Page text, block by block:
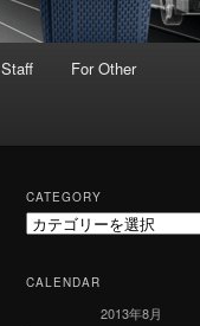
Staff For Other
CATEGORY
C
e
CALENDAR
2013年8月